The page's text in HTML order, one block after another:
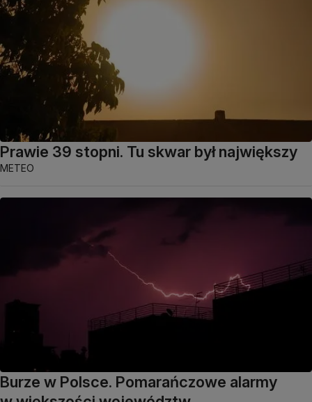
Prawie 39 stopni. Tu skwar był największy
METEO
Burze w Polsce. Pomarańczowe alarmy